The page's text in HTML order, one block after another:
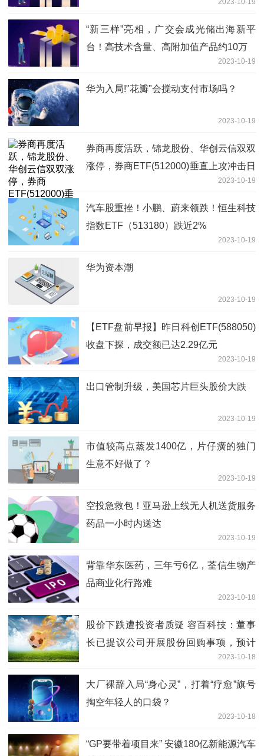
2023-10-19
“新三样”亮相，广交会成光储出海新平
台！高技术含量、高附加值产品约10万
2023-10-19
华为入局!"花瓣"会搅动支付市场吗？
2023-10-19
券商再度活跃，锦龙股份、华创云信双双
涨停，券商ETF(512000)垂直上攻冲击日
2023-10-19
汽车股重挫！小鹏、蔚来领跌！恒生科技
指数ETF（513180）跌近2%
2023-10-19
华为资本潮
2023-10-19
【ETF盘前早报】昨日科创ETF(588050)
收盘下探，成交额已达2.29亿元
2023-10-19
出口管制升级，美国芯片巨头股价大跌
2023-10-19
市值较高点蒸发1400亿，片仔癀的独门
生意不好做了？
2023-10-19
空投急救包！亚马逊上线无人机送货服务
药品一小时内送达
2023-10-19
背靠华东医药，三年亏6亿，荃信生物产
品商业化行路难
2023-10-18
股价下跌遭投资者质疑 容百科技：董事
长已提议公司开展股份回购事项，预计
2023-10-18
大厂裸辞入局“身心灵”，打着“疗愈”旗号
掏空年轻人的口袋？
2023-10-18
“GP要带着项目来” 安徽180亿新能源汽车